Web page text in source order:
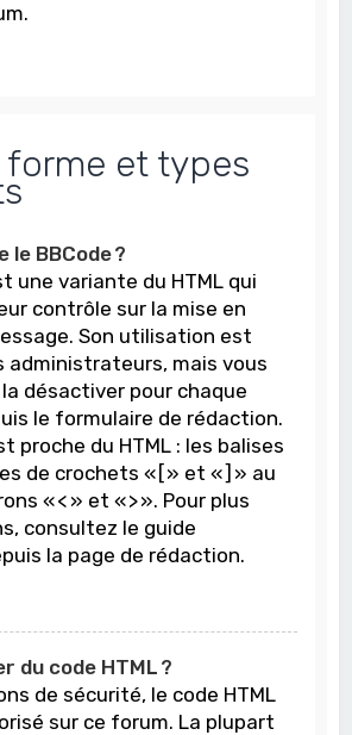
forme et types
le BBCode ?
une variante du HTML qui
contrôle sur la mise en
Son utilisation est
administrateurs, mais vous
désactiver pour chaque
le formulaire de rédaction.
proche du HTML : les balises
de crochets « [ » et « ] » au
« < » et « > ». Pour plus
consultez le guide
la page de rédaction.
du code HTML ?
de sécurité, le code HTML
sur ce forum. La plupart